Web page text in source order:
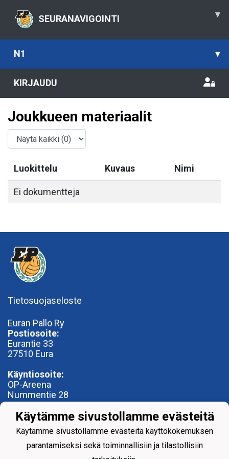
SEURANAVIGOINTI ▾
N1 ▾
KIRJAUDU
Joukkueen materiaalit
Luokittelu Kuvaus Nimi
Ei dokumentteja
Tietosuojaseloste
Euran Pallo Ry
Postiosoite:
Eurantie 33
27510 Eura
Käyntiosoite:
OP-Areena
Nummentie 28
27500 Kauttua
toimisto@euranpallo.fi
Käytämme sivustollamme evästeitä
Käytämme sivustollamme evästeitä käyttökokemuksen
parantamiseksi sekä toiminnallisiin ja tilastollisiin